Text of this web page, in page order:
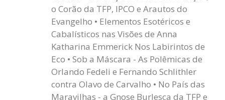
o Corão da TFP, IPCO e Arautos do
Evangelho • Elementos Esotéricos e
Cabalísticos nas Visões de Anna
Katharina Emmerick Nos Labirintos de
Eco • Sob a Máscara - As Polêmicas de
Orlando Fedeli e Fernando Schlithler
contra Olavo de Carvalho • No País das
Maravilhas - a Gnose Burlesca da TFP e